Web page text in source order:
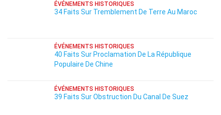
ÉVÉNEMENTS HISTORIQUES
34 Faits Sur Tremblement De Terre Au Maroc
ÉVÉNEMENTS HISTORIQUES
40 Faits Sur Proclamation De La République
Populaire De Chine
ÉVÉNEMENTS HISTORIQUES
39 Faits Sur Obstruction Du Canal De Suez